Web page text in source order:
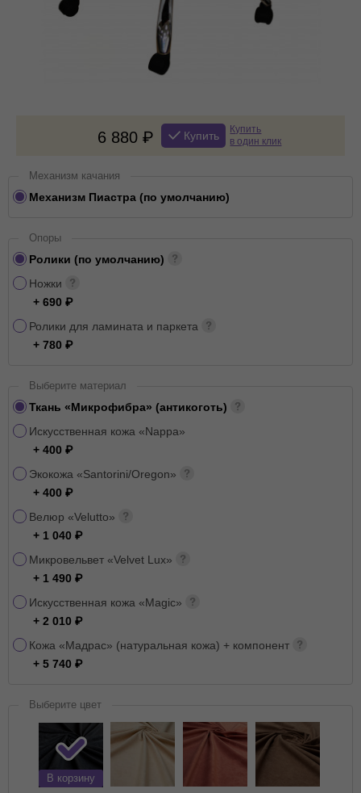
6 880 Купить
Купить
в один клик
Механизм качания
Механизм Пиастра (по умолчанию)
Опоры
Ролики (по умолчанию)
Ножки
+ 690
Ролики для ламината и паркета
+ 780
Выберите материал
Ткань «Микрофибра» (антикоготь)
Искусственная кожа «Nappa»
+ 400
Экокожа «Santorini/Oregon»
+ 400
Велюр «Velutto»
+ 1 040
Микровельвет «Velvet Lux»
+ 1 490
Искусственная кожа «Magic»
+ 2 010
Кожа «Мадрас» (натуральная кожа) + компонент
+ 5 740
Выберите цвет
В корзину